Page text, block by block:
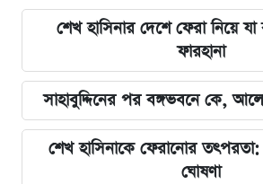
শেখ হাসিনার দেশে ফেরা নিয়ে
ফারহানা
সাহাবুদ্দিনের পর বঙ্গভবনে কে,
শেখ হাসিনাকে ফেরানোর তৎপরতা:
ঘোষণা